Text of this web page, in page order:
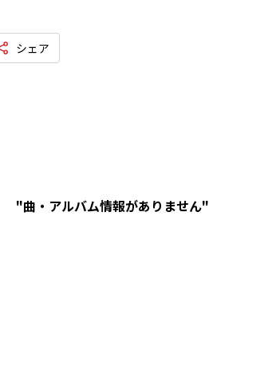
シェア
"曲・アルバム情報がありません"